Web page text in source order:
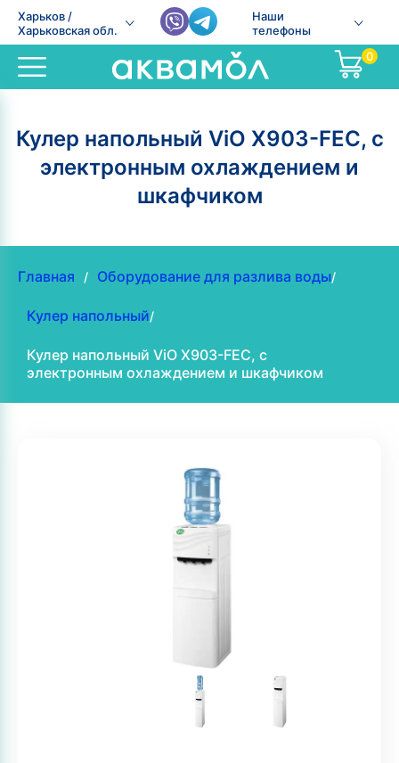
Харьков /
Харьковская обл.
Наши
телефоны
0
Кулер напольный ViO Х903-FEC, с
электронным охлаждением и
шкафчиком
Главная / Оборудование для разлива воды/
Кулер напольный/
Кулер напольный ViO Х903-FEC, с
электронным охлаждением и шкафчиком